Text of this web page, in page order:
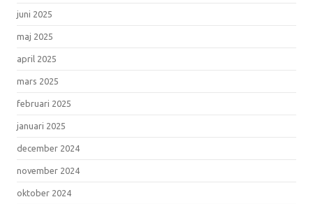
juni 2025
maj 2025
april 2025
mars 2025
februari 2025
januari 2025
december 2024
november 2024
oktober 2024